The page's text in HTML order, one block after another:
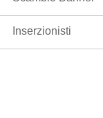
Inserzionisti